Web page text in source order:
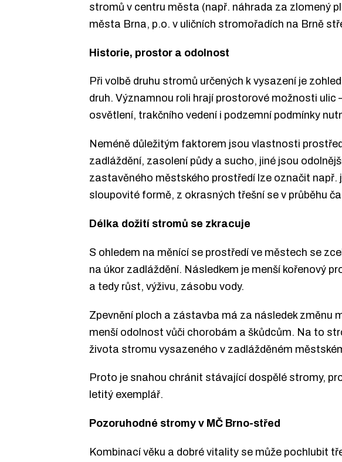
stromů v centru města (např. náhrada za zlomený
města Brna, p.o. v uličních stromořadích na Brně
Historie, prostor a odolnost
Při volbě druhu stromů určených k vysazení je
druh. Významnou roli hrají prostorové možnosti
osvětlení, trakčního vedení i podzemní podmínky
Neméně důležitým faktorem jsou vlastnosti
zadláždění, zasolení půdy a sucho, jiné jsou
zastavěného městského prostředí lze označit
sloupovité formě, z okrasných třešní se v průběhu
Délka dožití stromů se zkracuje
S ohledem na měnící se prostředí ve městech se
na úkor zadláždění. Následkem je menší kořenový
a tedy růst, výživu, zásobu vody.
Zpevnění ploch a zástavba má za následek změnu
menší odolnost vůči chorobám a škůdcům. Na to
života stromu vysazeného v zadlážděném
Proto je snahou chránit stávající dospělé stromy,
letitý exemplář.
Pozoruhodné stromy v MČ Brno-střed
Kombinací věku a dobré vitality se může pochlubit